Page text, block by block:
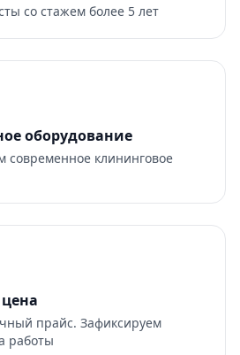
со стажем более 5 лет
оборудование
современное клининговое
прайс. Зафиксируем
работы